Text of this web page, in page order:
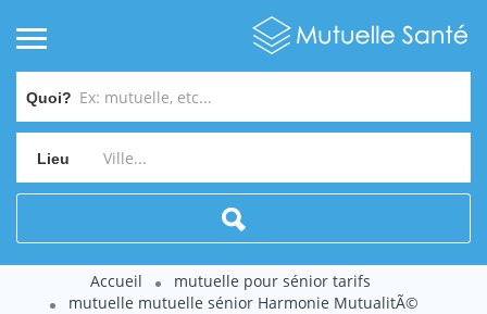
Quoi?
Lieu
Accueil
mutuelle pour sénior tarifs
mutuelle mutuelle sénior Harmonie MutualitÃ©